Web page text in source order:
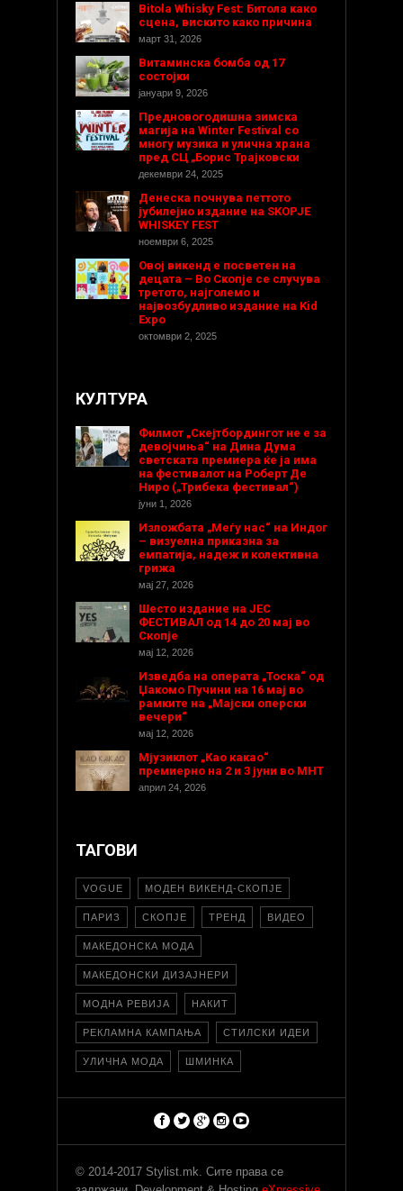
Bitola Whisky Fest: Битола како
сцена, вискито како причина
март 31, 2026
Витаминска бомба од 17
состојки
јануари 9, 2026
Предновогодишнa зимска
магија на Winter Festival со
многу музика и улична храна
пред СЦ „Борис Трајковски
декември 24, 2025
Денеска почнува петтото
јубилејно издание на SKOPJE
WHISKEY FEST
ноември 6, 2025
Овој викенд е посветен на
децата – Во Скопје се случува
третото, најголемо и
највозбудливо издание на Kid
Expo
октомври 2, 2025
КУЛТУРА
Филмот „Скејтбордингот не е за
девојчиња“ на Дина Дума
светската премиера ќе ја има
на фестивалот на Роберт Де
Ниро („Трибека фестивал“)
јуни 1, 2026
Изложбата „Меѓу нас“ на Индог
– визуелна приказна за
емпатија, надеж и колективна
грижа
мај 27, 2026
Шесто издание на ЈЕС
ФЕСТИВАЛ од 14 до 20 мај во
Скопје
мај 12, 2026
Изведба на операта „Тоска“ од
Џакомо Пучини на 16 мај во
рамките на „Мајски оперски
вечери“
мај 12, 2026
Мјузиклот „Као какао“
премиерно на 2 и 3 јуни во МНТ
април 24, 2026
ТАГОВИ
VOGUE МОДЕН ВИКЕНД-СКОПЈЕ
ПАРИЗ СКОПЈЕ ТРЕНД ВИДЕО
МАКЕДОНСКА МОДА
МАКЕДОНСКИ ДИЗАЈНЕРИ
МОДНА РЕВИЈА НАКИТ
РЕКЛАМНА КАМПАЊА СТИЛСКИ ИДЕИ
УЛИЧНА МОДА ШМИНКА
© 2014-2017 Stylist.mk. Сите права се